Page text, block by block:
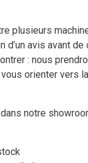
DEBARDAGE
plusieurs
d’un avis avant de
: nous
orienter vers
notre